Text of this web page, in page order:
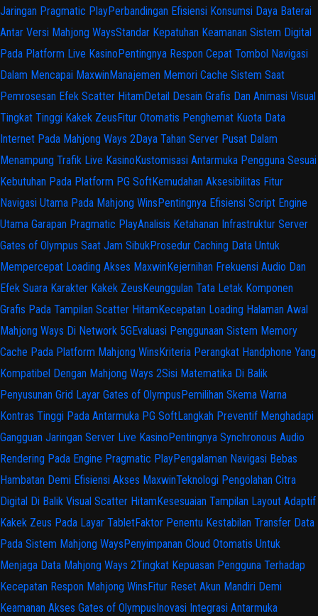
Jaringan Pragmatic PlayPerbandingan Efisiensi Konsumsi Daya Baterai
Antar Versi Mahjong WaysStandar Kepatuhan Keamanan Sistem Digital
Pada Platform Live KasinoPentingnya Respon Cepat Tombol Navigasi
Dalam Mencapai MaxwinManajemen Memori Cache Sistem Saat
Pemrosesan Efek Scatter HitamDetail Desain Grafis Dan Animasi Visual
Tingkat Tinggi Kakek ZeusFitur Otomatis Penghemat Kuota Data
Internet Pada Mahjong Ways 2Daya Tahan Server Pusat Dalam
Menampung Trafik Live KasinoKustomisasi Antarmuka Pengguna Sesuai
Kebutuhan Pada Platform PG SoftKemudahan Aksesibilitas Fitur
Navigasi Utama Pada Mahjong WinsPentingnya Efisiensi Script Engine
Utama Garapan Pragmatic PlayAnalisis Ketahanan Infrastruktur Server
Gates of Olympus Saat Jam SibukProsedur Caching Data Untuk
Mempercepat Loading Akses MaxwinKejernihan Frekuensi Audio Dan
Efek Suara Karakter Kakek ZeusKeunggulan Tata Letak Komponen
Grafis Pada Tampilan Scatter HitamKecepatan Loading Halaman Awal
Mahjong Ways Di Network 5GEvaluasi Penggunaan Sistem Memory
Cache Pada Platform Mahjong WinsKriteria Perangkat Handphone Yang
Kompatibel Dengan Mahjong Ways 2Sisi Matematika Di Balik
Penyusunan Grid Layar Gates of OlympusPemilihan Skema Warna
Kontras Tinggi Pada Antarmuka PG SoftLangkah Preventif Menghadapi
Gangguan Jaringan Server Live KasinoPentingnya Synchronous Audio
Rendering Pada Engine Pragmatic PlayPengalaman Navigasi Bebas
Hambatan Demi Efisiensi Akses MaxwinTeknologi Pengolahan Citra
Digital Di Balik Visual Scatter HitamKesesuaian Tampilan Layout Adaptif
Kakek Zeus Pada Layar TabletFaktor Penentu Kestabilan Transfer Data
Pada Sistem Mahjong WaysPenyimpanan Cloud Otomatis Untuk
Menjaga Data Mahjong Ways 2Tingkat Kepuasan Pengguna Terhadap
Kecepatan Respon Mahjong WinsFitur Reset Akun Mandiri Demi
Keamanan Akses Gates of OlympusInovasi Integrasi Antarmuka